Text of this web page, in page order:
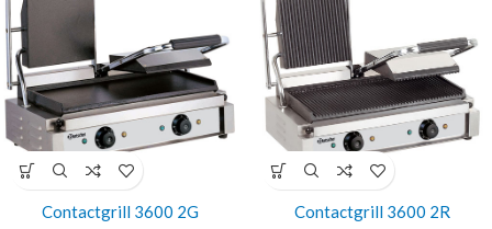
Contactgrill 3600 2G Contactgrill 3600 2R